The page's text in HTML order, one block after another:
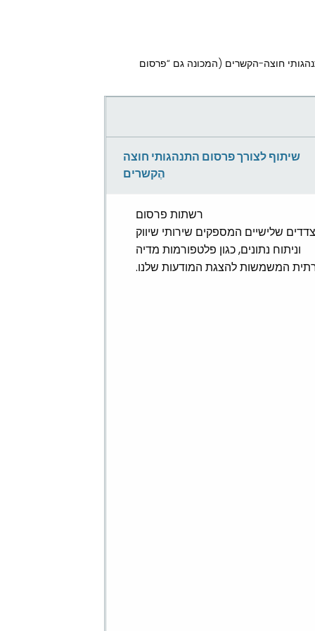
חוצה-הקשרים (המכונה גם “פרסום
שיתוף לצורך פרסום התנהגותי חוצה
הֶקשרים
רשתות פרסום
צדדים שלישיים המספקים שירותי שיווק
וניתוח נתונים, כגון פלטפורמות מדיה
המשמשות להצגת המודעות שלנו.